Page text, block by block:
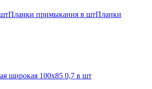
Планки примыкания в штПланки
широкая 100х85 0,7 в шт